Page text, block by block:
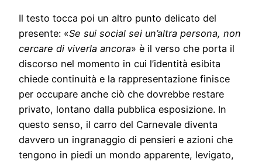
Il testo tocca poi un altro punto delicato del
presente: «Se sui social sei un’altra persona, non
cercare di viverla ancora» è il verso che porta il
discorso nel momento in cui l’identità esibita
chiede continuità e la rappresentazione finisce
per occupare anche ciò che dovrebbe restare
privato, lontano dalla pubblica esposizione. In
questo senso, il carro del Carnevale diventa
davvero un ingranaggio di pensieri e azioni che
tengono in piedi un mondo apparente, levigato,